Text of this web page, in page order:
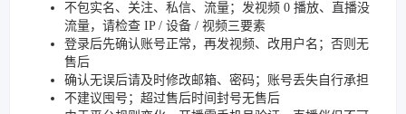
不包实名、关注、私信、流量；发视频 0 播放、直播没
流量，请检查 IP / 设备 / 视频三要素
登录后先确认账号正常，再发视频、改用户名；否则无
售后
确认无误后请及时修改邮箱、密码；账号丢失自行承担
不建议囤号；超过售后时间封号无售后